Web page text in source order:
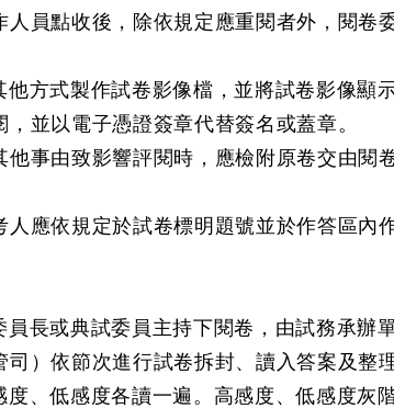
員點收後，除依規定應重閱者外，閱卷
方式製作試卷影像檔，並將試卷影像顯
並以電子憑證簽章代替簽名或蓋章。
事由致影響評閱時，應檢附原卷交由閱
應依規定於試卷標明題號並於作答區內
長或典試委員主持下閱卷，由試務承辦
）依節次進行試卷拆封、讀入答案及整理
、低感度各讀一遍。高感度、低感度灰